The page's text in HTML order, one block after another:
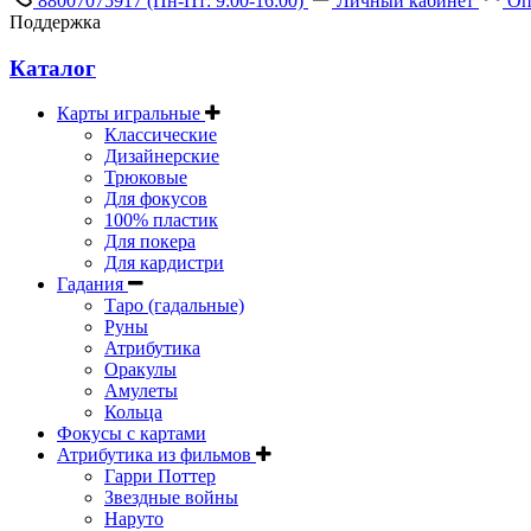
Поддержка
Каталог
Карты игральные
Классические
Дизайнерские
Трюковые
Для фокусов
100% пластик
Для покера
Для кардистри
Гадания
Таро (гадальные)
Руны
Атрибутика
Оракулы
Амулеты
Кольца
Фокусы с картами
Атрибутика из фильмов
Гарри Поттер
Звездные войны
Наруто